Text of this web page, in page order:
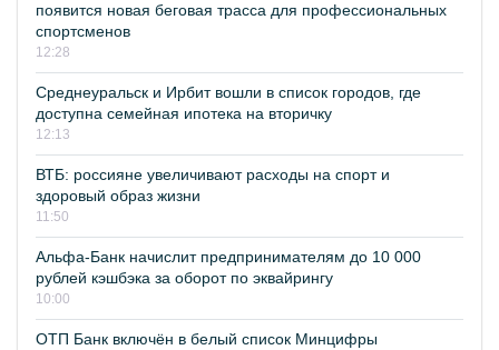
появится новая беговая трасса для профессиональных
спортсменов
12:28
Среднеуральск и Ирбит вошли в список городов, где
доступна семейная ипотека на вторичку
12:13
ВТБ: россияне увеличивают расходы на спорт и
здоровый образ жизни
11:50
Альфа-Банк начислит предпринимателям до 10 000
рублей кэшбэка за оборот по эквайрингу
10:00
ОТП Банк включён в белый список Минцифры